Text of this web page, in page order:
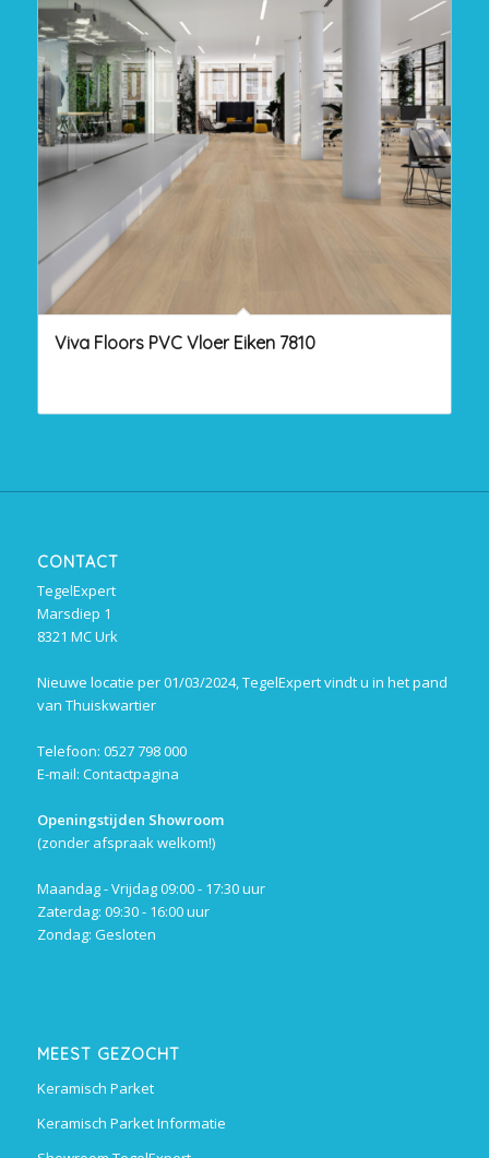
Viva Floors PVC Vloer Eiken 7810
CONTACT
TegelExpert
Marsdiep 1
8321 MC Urk
Nieuwe locatie per 01/03/2024, TegelExpert vindt u in het pand
van Thuiskwartier
Telefoon: 0527 798 000
E-mail: Contactpagina
Openingstijden Showroom
(zonder afspraak welkom!)
Maandag - Vrijdag 09:00 - 17:30 uur
Zaterdag: 09:30 - 16:00 uur
Zondag: Gesloten
MEEST GEZOCHT
Keramisch Parket
Keramisch Parket Informatie